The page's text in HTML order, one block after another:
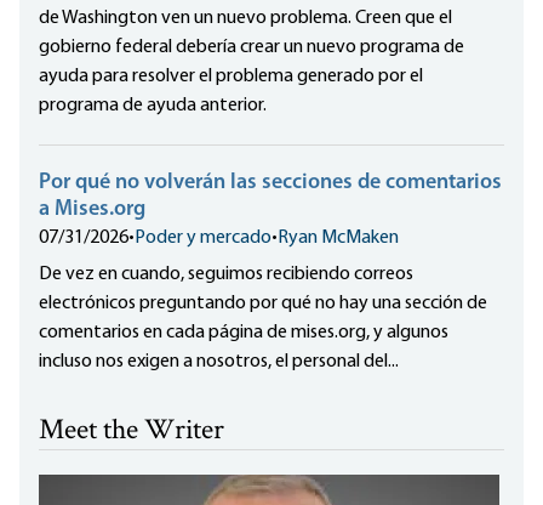
de Washington ven un nuevo problema. Creen que el
gobierno federal debería crear un nuevo programa de
ayuda para resolver el problema generado por el
programa de ayuda anterior.
Por qué no volverán las secciones de comentarios
a Mises.org
07/31/2026•Poder y mercado•Ryan McMaken
De vez en cuando, seguimos recibiendo correos
electrónicos preguntando por qué no hay una sección de
comentarios en cada página de mises.org, y algunos
incluso nos exigen a nosotros, el personal del...
Meet the Writer